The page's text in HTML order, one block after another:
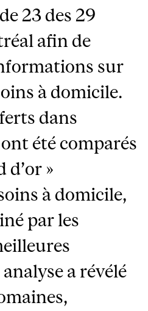
23 des 29
afin de
sur
à domicile.
dans
été comparés
d’or »
à domicile,
par les
a révélé